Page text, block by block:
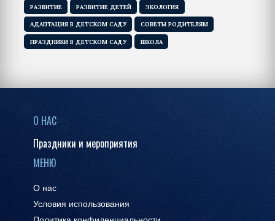
РАЗВИТИЕ РАЗВИТИЕ ДЕТЕЙ ЭКОЛОГИЯ
АДАПТАЦИЯ В ДЕТСКОМ САДУ СОВЕТЫ РОДИТЕЛЯМ
ПРАЗДНИКИ В ДЕТСКОМ САДУ ШКОЛА
О НАС
Праздники и мероприятия
МЕНЮ
О нас
Условия использования